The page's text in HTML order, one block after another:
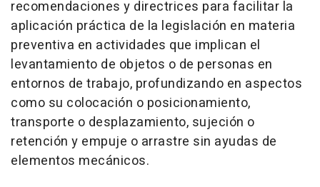
recomendaciones y directrices para facilitar la
aplicación práctica de la legislación en materia
preventiva en actividades que implican el
levantamiento de objetos o de personas en
entornos de trabajo, profundizando en aspectos
como su colocación o posicionamiento,
transporte o desplazamiento, sujeción o
retención y empuje o arrastre sin ayudas de
elementos mecánicos.